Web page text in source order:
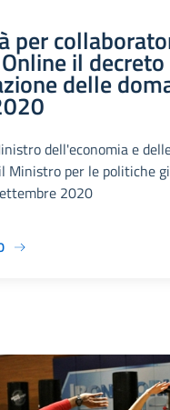
per
il
delle
dell'economia e
Ministro per le politiche
2020